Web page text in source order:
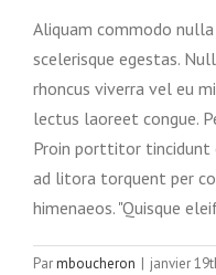
Aliquam commodo
scelerisque egestas.
rhoncus viverra vel eu
lectus laoreet congue.
Proin porttitor tincidunt
ad litora torquent per
himenaeos. "Quisque
Parmboucheron | janvier